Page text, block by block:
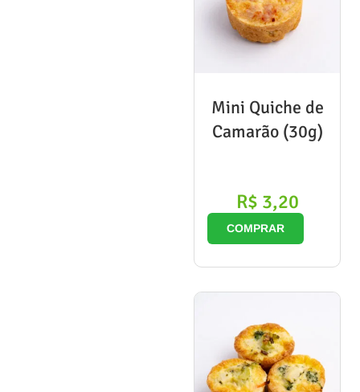
Mini Quiche de
Camarão (30g)
R$ 3,20
COMPRAR